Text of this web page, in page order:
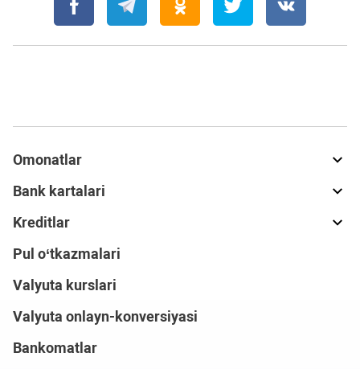
Omonatlar
Bank kartalari
Kreditlar
Pul o‘tkazmalari
Valyuta kurslari
Valyuta onlayn-konversiyasi
Bankomatlar